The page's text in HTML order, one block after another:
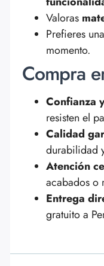
Valoras
Prefieres una
momento.
Compra
Confianza
resisten el
Calidad
durabilidad
Atención
acabados o
Entrega
gratuito a